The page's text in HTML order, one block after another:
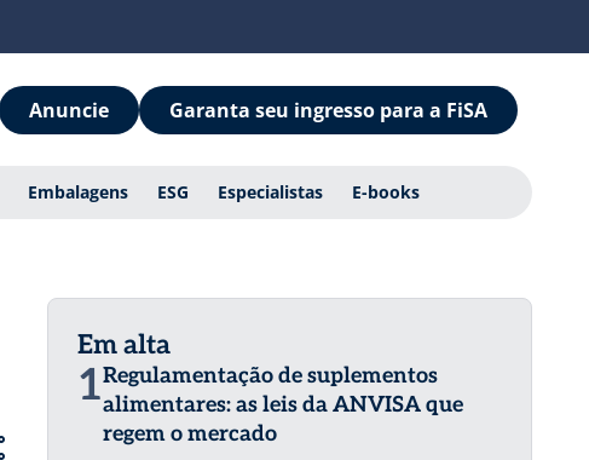
Anuncie Garanta seu ingresso para a FiSA
Embalagens ESG Especialistas E-books
Em alta
1Regulamentação de suplementos
alimentares: as leis da ANVISA que
regem o mercado